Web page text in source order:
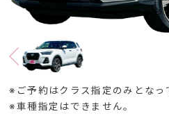
※ご予約はクラス指定のみとなっ
※車種指定はできません。